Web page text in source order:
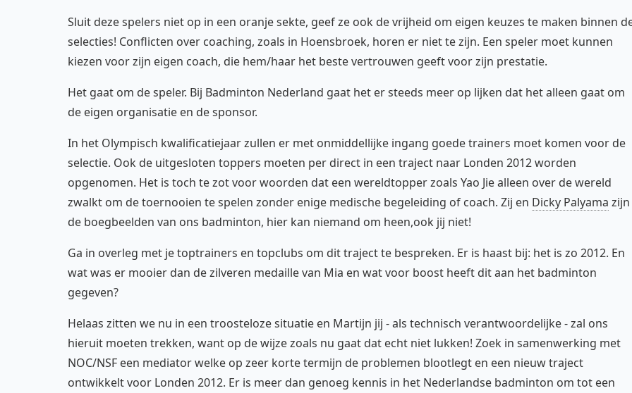
Sluit deze spelers niet op in een oranje sekte, geef ze ook de vrijheid om eigen keuzes te maken binnen
selecties! Conflicten over coaching, zoals in Hoensbroek, horen er niet te zijn. Een speler moet kunnen
kiezen voor zijn eigen coach, die hem/haar het beste vertrouwen geeft voor zijn prestatie.
Het gaat om de speler. Bij Badminton Nederland gaat het er steeds meer op lijken dat het alleen gaat om
de eigen organisatie en de sponsor.
In het Olympisch kwalificatiejaar zullen er met onmiddellijke ingang goede trainers moet komen voor de
selectie. Ook de uitgesloten toppers moeten per direct in een traject naar Londen 2012 worden
opgenomen. Het is toch te zot voor woorden dat een wereldtopper zoals Yao Jie alleen over de wereld
zwalkt om de toernooien te spelen zonder enige medische begeleiding of coach. Zij en Dicky Palyama zijn
de boegbeelden van ons badminton, hier kan niemand om heen,ook jij niet!
Ga in overleg met je toptrainers en topclubs om dit traject te bespreken. Er is haast bij: het is zo 2012. En
wat was er mooier dan de zilveren medaille van Mia en wat voor boost heeft dit aan het badminton
gegeven?
Helaas zitten we nu in een troosteloze situatie en Martijn jij - als technisch verantwoordelijke - zal ons
hieruit moeten trekken, want op de wijze zoals nu gaat dat echt niet lukken! Zoek in samenwerking met
NOC/NSF een mediator welke op zeer korte termijn de problemen blootlegt en een nieuw traject
ontwikkelt voor Londen 2012. Er is meer dan genoeg kennis in het Nederlandse badminton om tot een